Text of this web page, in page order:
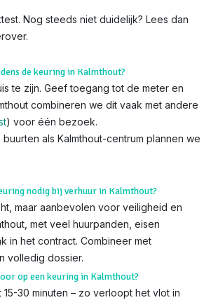
Nog steeds niet duidelijk? Lees dan
de keuring in Kalmthout?
te zijn. Geef toegang tot de meter en
combineren we dit vaak met andere
) voor één bezoek.
als Kalmthout-centrum plannen we
nodig bij verhuur in Kalmthout?
maar aanbevolen voor veiligheid en
met veel huurpanden, eisen
in het contract. Combineer met
volledig dossier.
op een keuring in Kalmthout?
30 minuten – zo verloopt het vlot in